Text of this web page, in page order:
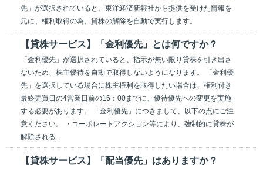
先」が選択されていると、東洋経済新報社から提供を受けた情報を
元に、権利取得の為、貸株の解除を自動で実行します。
【貸株サービス】「金利優先」とは何ですか？
「金利優先」が選択されていると、指示が無い限り貸株を引き出さ
ないため、株主優待を自動で取得しないようになります。 「金利優
先」を選択している場合に株主権利を取得したい場合は、権利付き
最終売買日の4営業日前の16：00までに、優待優先への変更を実施
する必要があります。 「金利優先」につきまして、以下の点にご注
意ください。 ・コーポレートアクション等により、強制的に貸株が
解除される...
【貸株サービス】「配当優先」はありますか？